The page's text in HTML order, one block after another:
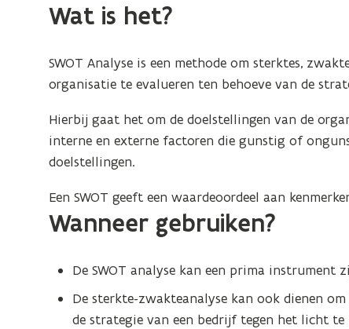
(SWOTWat is het?
SWOT Analyse is een methode om sterktes,
organisatie te evalueren ten behoeve van de
Hierbij gaat het om de doelstellingen van de
interne en externe factoren die gunstig of
doelstellingen.
Een SWOT geeft een waardeoordeel aan
Wanneer gebruiken?
De SWOT analyse kan een prima instrument
De sterkte-zwakteanalyse kan ook dienen om
de strategie van een bedrijf tegen het licht te